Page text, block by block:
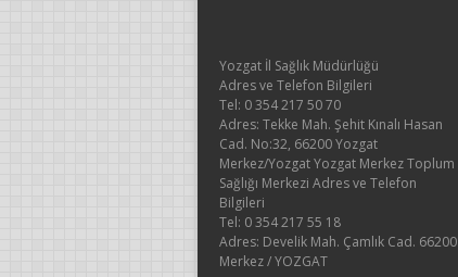
Yozgat İl Sağlık Müdürlüğü
Adres ve Telefon Bilgileri
Tel: 0 354 217 50 70
Adres: Tekke Mah. Şehit Kınalı Hasan
Cad. No:32, 66200 Yozgat
Merkez/Yozgat Yozgat Merkez Toplum
Sağlığı Merkezi Adres ve Telefon
Bilgileri
Tel: 0 354 217 55 18
Adres: Develik Mah. Çamlık Cad. 66200
Merkez / YOZGAT